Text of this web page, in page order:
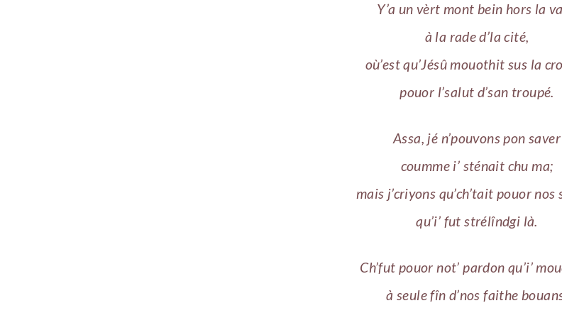
Y’a un vèrt mont bein hors la
à la rade d’la cité,
où’est qu’Jésû mouothit sus la
pouor l’salut d’san troupé.
Assa, jé n’pouvons pon saver
coumme i’ sténait chu ma;
mais j’criyons qu’ch’tait pouor nos
qu’i’ fut strélîndgi là.
Ch’fut pouor not’ pardon qu’i’
à seule fîn d’nos faithe